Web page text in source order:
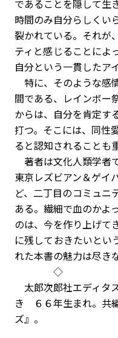
であることを隠して生
時間のみ自分らしくい
裂かれている。それが
ティと感じることによ
自分という一貫したア
特に、そのような感
間である、レインボー
からは、自分を肯定す
打つ。そこには、同性
ると認知されることも
著者は文化人類学者
東京レズビアン＆ゲイ
ど、二丁目のコミュニ
ある。繊細で血のかよ
のは、今を作り上げて
に残しておきたいとい
れた本書の魅力は尽き
◇
太郎次郎社エディタ
き ６６年生まれ。共
ズ』。